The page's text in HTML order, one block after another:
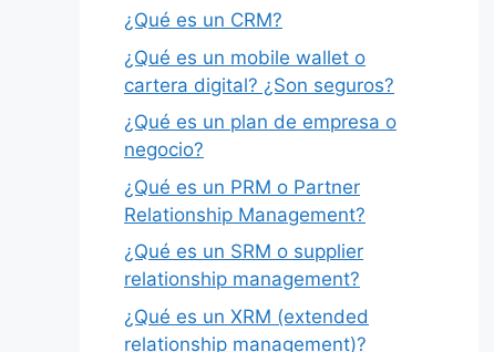
¿Qué es un CRM?
¿Qué es un mobile wallet o
cartera digital? ¿Son seguros?
¿Qué es un plan de empresa o
negocio?
¿Qué es un PRM o Partner
Relationship Management?
¿Qué es un SRM o supplier
relationship management?
¿Qué es un XRM (extended
relationship management)?